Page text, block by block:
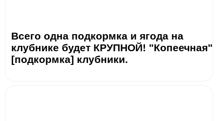
Всего одна подкормка и ягода на
клубнике будет КРУПНОЙ! "Копеечная"
[подкормка] клубники.